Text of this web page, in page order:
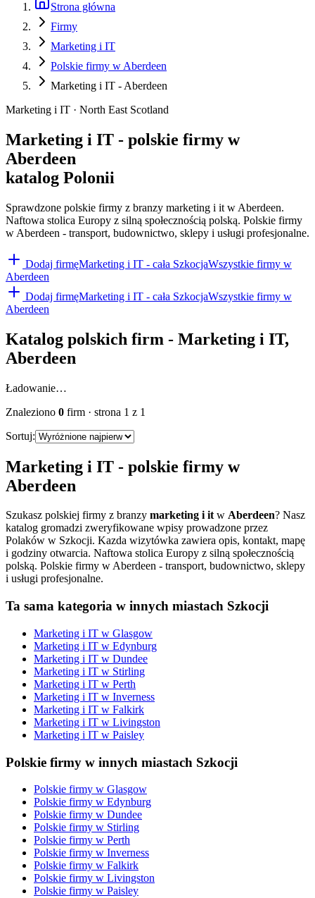
Strona główna
Firmy
Marketing i IT
Polskie firmy w Aberdeen
Marketing i IT - Aberdeen
Marketing i IT · North East Scotland
Marketing i IT - polskie firmy w
Aberdeen
katalog Polonii
Sprawdzone polskie firmy z branzy marketing i it w Aberdeen.
Naftowa stolica Europy z silną społecznością polską. Polskie firmy
w Aberdeen - transport, budownictwo, sklepy i usługi profesjonalne.
Dodaj firmęMarketing i IT - cała SzkocjaWszystkie firmy w
Aberdeen
Dodaj firmęMarketing i IT - cała SzkocjaWszystkie firmy w
Aberdeen
Katalog polskich firm - Marketing i IT,
Aberdeen
Ładowanie…
Znaleziono 0 firm · strona 1 z 1
Sortuj:
Marketing i IT - polskie firmy w
Aberdeen
Szukasz polskiej firmy z branzy marketing i itw Aberdeen? Nasz
katalog gromadzi zweryfikowane wpisy prowadzone przez
Polaków w Szkocji. Kazda wizytówka zawiera opis, kontakt, mapę
i godziny otwarcia. Naftowa stolica Europy z silną społecznością
polską. Polskie firmy w Aberdeen - transport, budownictwo, sklepy
i usługi profesjonalne.
Ta sama kategoria w innych miastach Szkocji
Marketing i IT w Glasgow
Marketing i IT w Edynburg
Marketing i IT w Dundee
Marketing i IT w Stirling
Marketing i IT w Perth
Marketing i IT w Inverness
Marketing i IT w Falkirk
Marketing i IT w Livingston
Marketing i IT w Paisley
Polskie firmy w innych miastach Szkocji
Polskie firmy w Glasgow
Polskie firmy w Edynburg
Polskie firmy w Dundee
Polskie firmy w Stirling
Polskie firmy w Perth
Polskie firmy w Inverness
Polskie firmy w Falkirk
Polskie firmy w Livingston
Polskie firmy w Paisley